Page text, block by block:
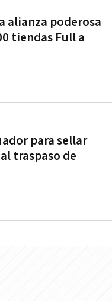
alianza poderosa
tiendas Full a
para sellar
traspaso de